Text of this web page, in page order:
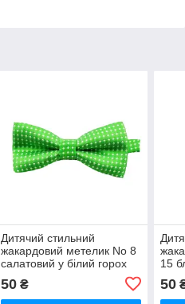
Дитячий стильний
жакардовий метелик No 8
салатовий у білий горох
50₴
15
50